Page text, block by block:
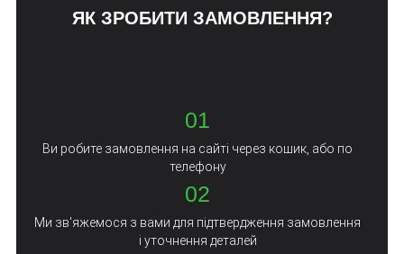
ЯК ЗРОБИТИ ЗАМОВЛЕННЯ?
01
Ви робите замовлення на сайті через кошик, або по
телефону
02
Ми зв'яжемося з вами для підтвердження замовлення
і уточнення деталей